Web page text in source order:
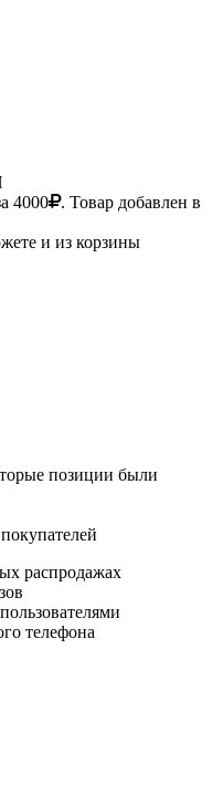
4000
. Товар добавлен в
и из корзины
позиции были
распродажах
телефона